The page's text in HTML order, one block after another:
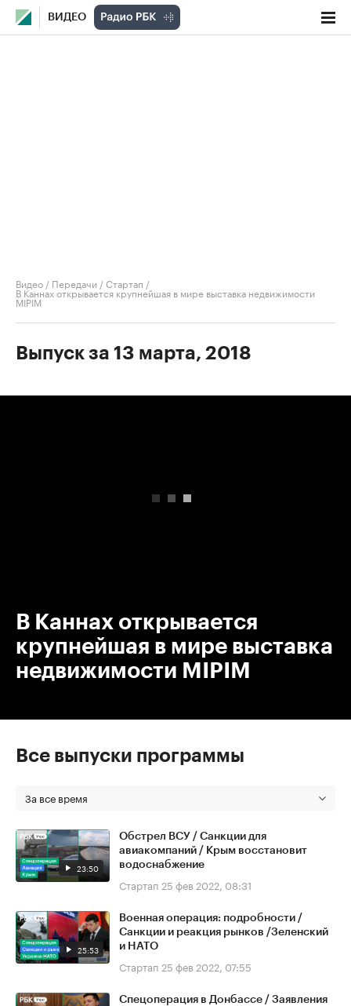
ВИДЕО
Видео / Передачи /Стартап /
В Каннах открывается крупнейшая в мире выставка недвижимости
MIPIM
Выпуск за 13 марта, 2018
В Каннах открывается
крупнейшая в мире выставка
недвижимости MIPIM
Все выпуски программы
За все время
23:50
Обстрел ВСУ / Санкции для
авиакомпаний / Крым восстановит
водоснабжение
Стартап 25 фев 2022, 08:31
25:53
Военная операция: подробности /
Санкции и реакция рынков /Зеленский
и НАТО
Стартап 25 фев 2022, 07:55
Спецоперация в Донбассе / Заявления